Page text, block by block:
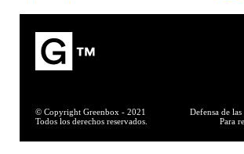
© Copyright Greenbox - 2021
Todos los derechos reservados.
Defensa de
Para